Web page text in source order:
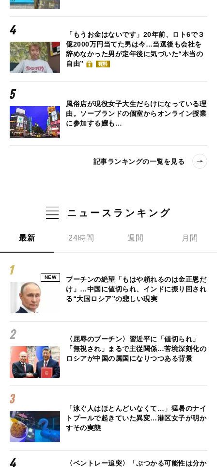
「もうお金はないです」20年前、ロト6で３
億2000万円当てた男は今…当選後も会社を
辞めなかった男が定年後に気づいた“本当の
自由”
有料
風俗店が現役女子大生だらけになっている理
由。ソープランドの個室からオンライン授業
に参加する嬢も…
記事ランキングの一覧を見る
ニュースランキング
最新 24時間 週間 月間
NEW
プーチンの絶望「もはや頼れるのは金正恩だ
け」…中国に値切られ、インドに振り回され
る“大国ロシア”の悲しい現実
〈屈辱のプーチン〉習近平に「値切られ」
「無視され」まるで主従関係…苦境深刻化の
ロシアが中国の属国になりつつある背景
「泳ぐ人はほとんどいなくて…」猛暑のナイ
トプールで起きていた異変…港区女子が明か
すその実態
〈ベントレー追突〉「ぶつかる可能性は分か